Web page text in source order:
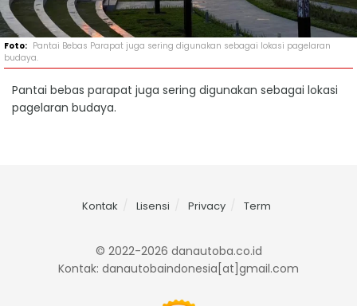
Pantai Bebas Parapat juga sering digunakan sebagai lokasi pagelaran
budaya.
Pantai bebas parapat juga sering digunakan sebagai lokasi
pagelaran budaya.
Kontak Lisensi Privacy Term
© 2022-2026 danautoba.co.id
Kontak: danautobaindonesia[at]gmail.com